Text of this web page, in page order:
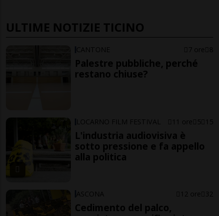
ULTIME NOTIZIE TICINO
CANTONE 7 ore 8
Palestre pubbliche, perché
restano chiuse?
LOCARNO FILM FESTIVAL 11 ore 5 15
L'industria audiovisiva è
sotto pressione e fa appello
alla politica
ASCONA 12 ore 32
Cedimento del palco,